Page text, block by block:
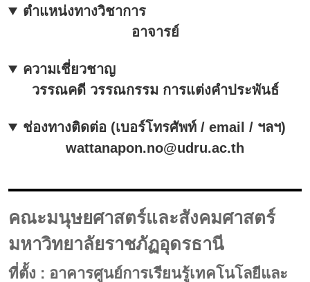
ตำแหน่งทางวิชาการ
อาจารย์
ความเชี่ยวชาญ
วรรณคดี วรรณกรรม การแต่งคำประพันธ์
ช่องทางติดต่อ (เบอร์โทรศัพท์ / email / ฯลฯ)
wattanapon.no@udru.ac.th
คณะมนุษยศาสตร์และสังคมศาสตร์
มหาวิทยาลัยราชภัฏอุดรธานี
ที่ตั้ง : อาคารศูนย์การเรียนรู้เทคโนโลยีและ